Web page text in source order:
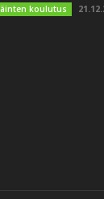
koulutus